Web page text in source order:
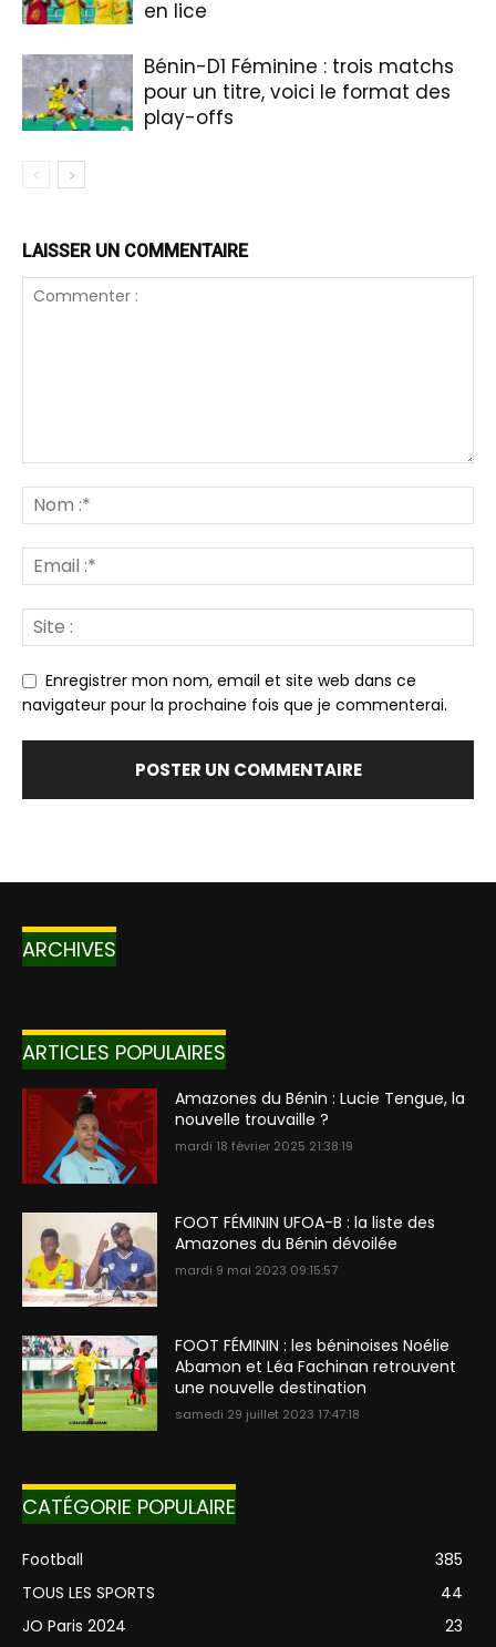
en lice
Bénin-D1 Féminine : trois matchs
pour un titre, voici le format des
play-offs
LAISSER UN COMMENTAIRE
Enregistrer mon nom, email et site web dans ce
navigateur pour la prochaine fois que je commenterai.
ARCHIVES
ARTICLES POPULAIRES
Amazones du Bénin : Lucie Tengue, la
nouvelle trouvaille ?
mardi 18 février 2025 21:38:19
FOOT FÉMININ UFOA-B : la liste des
Amazones du Bénin dévoilée
mardi 9 mai 2023 09:15:57
FOOT FÉMININ : les béninoises Noélie
Abamon et Léa Fachinan retrouvent
une nouvelle destination
samedi 29 juillet 2023 17:47:18
CATÉGORIE POPULAIRE
Football
385
TOUS LES SPORTS
44
JO Paris 2024
23